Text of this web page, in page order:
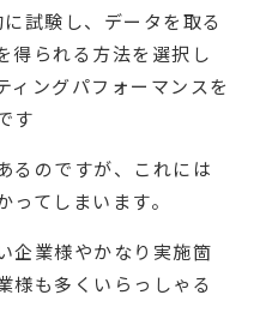
試験し、データを取る
得られる方法を選択し
ィングパフォーマンスを
す
るのですが、これには
てしまいます。
企業様やかなり実施箇
様も多くいらっしゃる